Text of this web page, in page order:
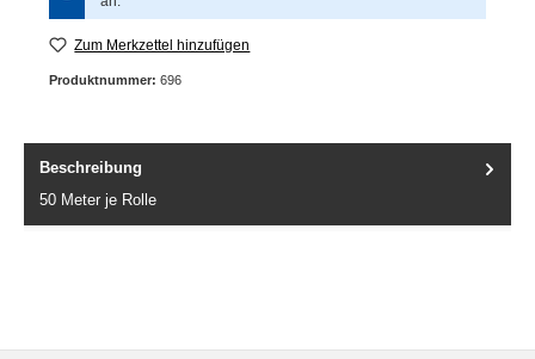
Zum Merkzettel hinzufügen
Produktnummer: 696
Beschreibung
50 Meter je Rolle